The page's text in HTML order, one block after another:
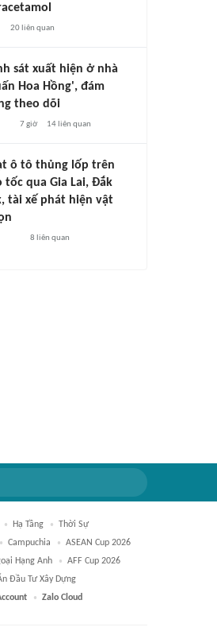
20liên quan
sát xuất hiện ở nhà
Hoa Hồng', đám
theo dõi
7 giờ 14liên quan
ô tô thủng lốp trên
tốc qua Gia Lai, Đắk
tài xế phát hiện vật
8 liên quan
Hạ Tầng
Thời Sự
Campuchia
ASEAN Cup 2026
Hạng Anh
AFF Cup 2026
Đầu Tư Xây Dựng
Zalo Cloud